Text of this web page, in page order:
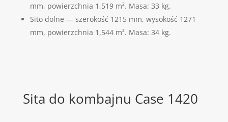
mm, powierzchnia 1,519 m². Masa: 33 kg.
Sito dolne — szerokość 1215 mm, wysokość 1271
mm, powierzchnia 1,544 m². Masa: 34 kg.
Sita do kombajnu Case 1420